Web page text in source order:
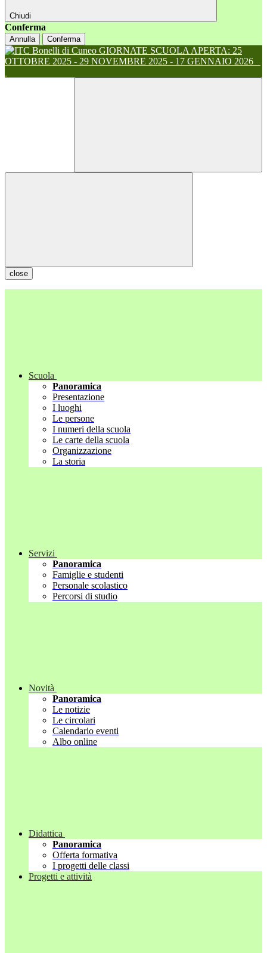
Chiudi
Conferma
Annulla Conferma
GIORNATE SCUOLA APERTA: 25
OTTOBRE 2025 - 29 NOVEMBRE 2025 - 17 GENNAIO 2026
close
Scuola
Panoramica
Presentazione
I luoghi
Le persone
I numeri della scuola
Le carte della scuola
Organizzazione
La storia
Servizi
Panoramica
Famiglie e studenti
Personale scolastico
Percorsi di studio
Novità
Panoramica
Le notizie
Le circolari
Calendario eventi
Albo online
Didattica
Panoramica
Offerta formativa
I progetti delle classi
Progetti e attività